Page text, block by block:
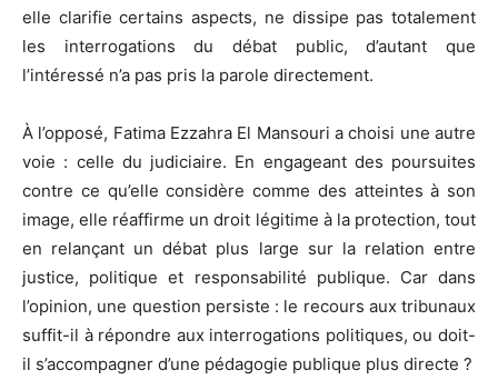
elle clarifie certains aspects, ne dissipe pas totalement
les interrogations du débat public, d’autant que
l’intéressé n’a pas pris la parole directement.
À l’opposé, Fatima Ezzahra El Mansouri a choisi une autre
voie : celle du judiciaire. En engageant des poursuites
contre ce qu’elle considère comme des atteintes à son
image, elle réaffirme un droit légitime à la protection, tout
en relançant un débat plus large sur la relation entre
justice, politique et responsabilité publique. Car dans
l’opinion, une question persiste : le recours aux tribunaux
suffit-il à répondre aux interrogations politiques, ou doit-
il s’accompagner d’une pédagogie publique plus directe ?